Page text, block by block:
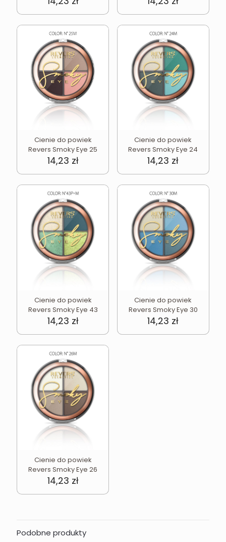
Cienie do powiek
Revers Smoky Eye 25
14,23 zł
Cienie do powiek
Revers Smoky Eye 24
14,23 zł
Cienie do powiek
Revers Smoky Eye 43
14,23 zł
Cienie do powiek
Revers Smoky Eye 30
14,23 zł
Cienie do powiek
Revers Smoky Eye 26
14,23 zł
Podobne produkty